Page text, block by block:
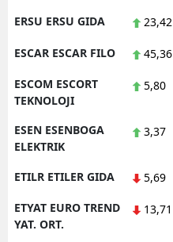
ERSU ERSU GIDA 23,42
ESCAR ESCAR FILO 45,36
ESCOM ESCORT
TEKNOLOJI
5,80
ESEN ESENBOGA
ELEKTRIK
3,37
ETILR ETILER GIDA 5,69
ETYAT EURO TREND
YAT. ORT.
13,71